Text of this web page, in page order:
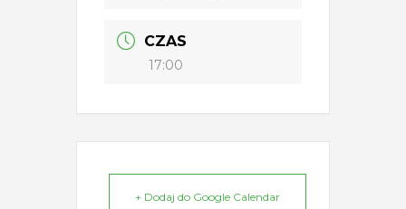
CZAS
17:00
+ Dodaj do Google Calendar